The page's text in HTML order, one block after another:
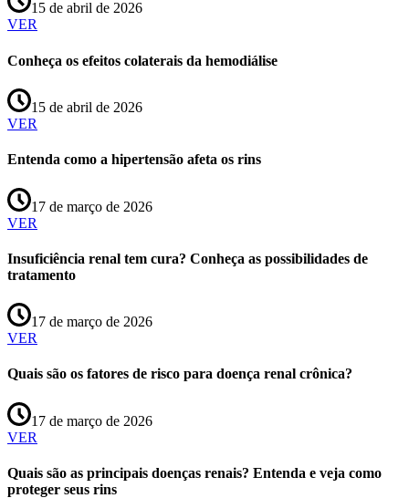
15 de abril de 2026
VER
Conheça os efeitos colaterais da hemodiálise
15 de abril de 2026
VER
Entenda como a hipertensão afeta os rins
17 de março de 2026
VER
Insuficiência renal tem cura? Conheça as possibilidades de
tratamento
17 de março de 2026
VER
Quais são os fatores de risco para doença renal crônica?
17 de março de 2026
VER
Quais são as principais doenças renais? Entenda e veja como
proteger seus rins